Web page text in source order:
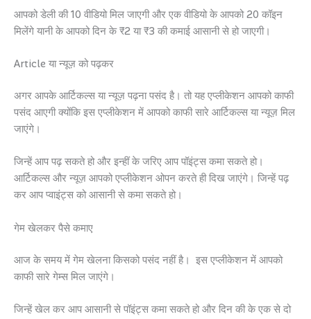
आपको डेली की 10 वीडियो मिल जाएगी और एक वीडियो के आपको 20 कॉइन
मिलेंगे यानी के आपको दिन के ₹2 या ₹3 की कमाई आसानी से हो जाएगी।
Article या न्यूज़ को पढ़कर
अगर आपके आर्टिकल्स या न्यूज़ पढ़ना पसंद है। तो यह एप्लीकेशन आपको काफी
पसंद आएगी क्योंकि इस एप्लीकेशन में आपको काफी सारे आर्टिकल्स या न्यूज़ मिल
जाएंगे।
जिन्हें आप पढ़ सकते हो और इन्हीं के जरिए आप पॉइंट्स कमा सकते हो।
आर्टिकल्स और न्यूज़ आपको एप्लीकेशन ओपन करते ही दिख जाएंगे। जिन्हें पढ़
कर आप प्वाइंट्स को आसानी से कमा सकते हो।
गेम खेलकर पैसे कमाए
आज के समय में गेम खेलना किसको पसंद नहीं है। इस एप्लीकेशन में आपको
काफी सारे गेम्स मिल जाएंगे।
जिन्हें खेल कर आप आसानी से पॉइंट्स कमा सकते हो और दिन की के एक से दो